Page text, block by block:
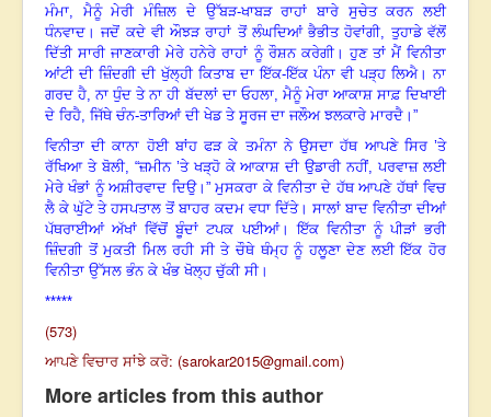
ਮੰਮਾ, ਮੈਨੂੰ ਮੇਰੀ ਮੰਜ਼ਿਲ ਦੇ ਉੱਬੜ-ਖਾਬੜ ਰਾਹਾਂ ਬਾਰੇ ਸੁਚੇਤ ਕਰਨ ਲਈ
ਧੰਨਵਾਦ ।ਜਦੋਂ ਕਦੇ ਵੀ ਔਝੜ ਰਾਹਾਂ ਤੋਂ ਲੰਘਦਿਆਂ ਭੈਭੀਤ ਹੋਵਾਂਗੀ, ਤੁਹਾਡੇ ਵੱਲੋਂ
ਦਿੱਤੀ ਸਾਰੀ ਜਾਣਕਾਰੀ ਮੇਰੇ ਹਨੇਰੇ ਰਾਹਾਂ ਨੂੰ ਰੌਸ਼ਨ ਕਰੇਗੀ। ਹੁਣ ਤਾਂ ਮੈਂ ਵਿਨੀਤਾ
ਆਂਟੀ ਦੀ ਜ਼ਿੰਦਗੀ ਦੀ ਖੁੱਲ੍ਹੀ ਕਿਤਾਬ ਦਾ ਇੱਕ-ਇੱਕ ਪੰਨਾ ਵੀ ਪੜ੍ਹ ਲਿਐ। ਨਾ
ਗਰਦ ਹੈ,ਨਾ ਧੁੰਦ ਤੇ ਨਾ ਹੀ ਬੱਦਲਾਂ ਦਾ ਓਹਲਾ, ਮੈਨੂੰ ਮੇਰਾ ਆਕਾਸ਼ ਸਾਫ਼ ਦਿਖਾਈ
ਦੇ ਰਿਹੈ, ਜਿੱਥੇ ਚੰਨ-ਤਾਰਿਆਂ ਦੀ ਖੇਡ ਤੇ ਸੂਰਜ ਦਾ ਜਲੌਅ ਝਲਕਾਰੇ ਮਾਰਦੈ । ”
ਵਿਨੀਤਾ ਦੀ ਕਾਨਾ ਹੋਈ ਬਾਂਹ ਫੜ ਕੇ ਤਮੰਨਾ ਨੇ ਉਸਦਾ ਹੱਥ ਆਪਣੇ ਸਿਰ ’ਤੇ
ਰੱਖਿਆ ਤੇ ਬੋਲੀ, “ਜ਼ਮੀਨ ’ਤੇ ਖੜ੍ਹੋ ਕੇ ਆਕਾਸ਼ ਦੀ ਉਡਾਰੀ ਨਹੀਂ,ਪਰਵਾਜ਼ ਲਈ
ਮੇਰੇ ਖੰਭਾਂ ਨੂੰ ਅਸ਼ੀਰਵਾਦ ਦਿਉ।”ਮੁਸਕਰਾ ਕੇ ਵਿਨੀਤਾ ਦੇ ਹੱਥ ਆਪਣੇ ਹੱਥਾਂ ਵਿਚ
ਲੈ ਕੇ ਘੁੱਟੇ ਤੇ ਹਸਪਤਾਲ ਤੋਂ ਬਾਹਰ ਕਦਮ ਵਧਾ ਦਿੱਤੇ। ਸਾਲਾਂ ਬਾਦ ਵਿਨੀਤਾ ਦੀਆਂ
ਪੱਥਰਾਈਆਂ ਅੱਖਾਂ ਵਿੱਚੋਂ ਬੂੰਦਾਂ ਟਪਕ ਪਈਆਂ।ਇੱਕ ਵਿਨੀਤਾ ਨੂੰ ਪੀੜਾਂ ਭਰੀ
ਜ਼ਿੰਦਗੀ ਤੋਂ ਮੁਕਤੀ ਮਿਲ ਰਹੀ ਸੀ ਤੇ ਚੌਥੇ ਥੰਮ੍ਹ ਨੂੰ ਹਲੂਣਾ ਦੇਣ ਲਈ ਇੱਕ ਹੋਰ
ਵਿਨੀਤਾ ਉੱਸਲ ਭੰਨ ਕੇ ਖੰਭ ਖੋਲ੍ਹ ਚੁੱਕੀ ਸੀ।
*****
(573)
ਆਪਣੇ ਵਿਚਾਰ ਸਾਂਝੇ ਕਰੋ: (sarokar2015@gmail.com)
More articles from this author